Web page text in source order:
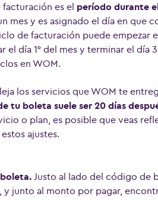
es el período durante
mes y es asignado el día en que
de facturación puede empezar
el día 1° del mes y terminar el día
en WOM.
los servicios que WOM te
tu boleta suele ser 20 días
o plan, es posible que veas
ajustes.
Justo al lado del código de
junto al monto por pagar,